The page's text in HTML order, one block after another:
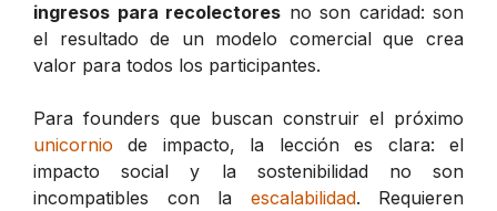
ingresos para recolectores no son caridad: son
el resultado de un modelo comercial que crea
valor para todos los participantes.
Para founders que buscan construir el próximo
unicornio de impacto, la lección es clara: el
impacto social y la sostenibilidad no son
incompatibles con la escalabilidad. Requieren